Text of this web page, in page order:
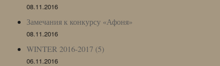
08.11.2016
Замечания к конкурсу «Афоня»
08.11.2016
WINTER 2016-2017 (5)
06.11.2016